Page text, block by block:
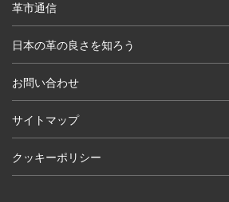
革市通信
日本の革の良さを知ろう
お問い合わせ
サイトマップ
クッキーポリシー